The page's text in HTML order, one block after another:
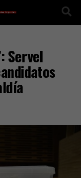
Servel